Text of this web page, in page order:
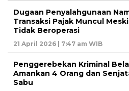
Dugaan Penyalahgunaan
Transaksi Pajak Muncul
Tidak Beroperasi
21 April 2026 | 7:47 am WIB
Penggerebekan Kriminal
Amankan 4 Orang dan
Sabu